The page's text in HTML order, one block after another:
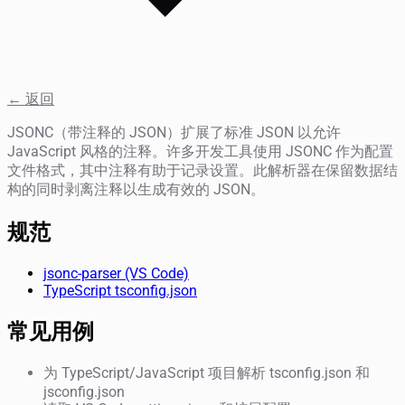
← 返回
JSONC（带注释的 JSON）扩展了标准 JSON 以允许
JavaScript 风格的注释。许多开发工具使用 JSONC 作为配置
文件格式，其中注释有助于记录设置。此解析器在保留数据结
构的同时剥离注释以生成有效的 JSON。
规范
jsonc-parser (VS Code)
TypeScript tsconfig.json
常见用例
为 TypeScript/JavaScript 项目解析 tsconfig.json 和
jsconfig.json